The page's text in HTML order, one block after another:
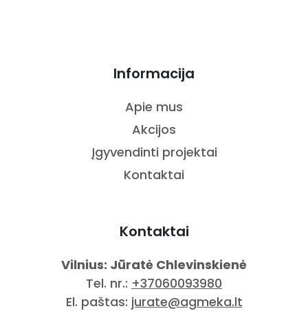
Informacija
Apie mus
Akcijos
Įgyvendinti projektai
Kontaktai
Kontaktai
Vilnius: Jūratė Chlevinskienė
Tel. nr.: +37060093980
El. paštas: jurate@agmeka.lt